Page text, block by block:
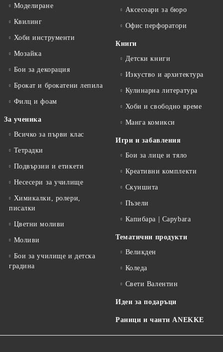
Моделиране
Квилинг
Хоби инструменти
Мозайка
Бои за декорация
Брокат и брокатени лепила
Филц и фоам
За ученика
Всичко за първи клас
Тетрадки
Подвързии и етикети
Несесери за училище
Химикалки, ролери,
писалки
Цветни моливи
Моливи
Бои за училище и детска
градина
Аксесоари за бюро
Офис перфоратори
Книги
Детски книги
Изкуство и архитектура
Кулинарна литература
Хоби и свободно време
Манга комикси
Игри и забавления
Бои за лице и тяло
Креативни комплекти
Скуишита
Пъзели
Капибара | Capybara
Тематични продукти
Великден
Коледа
Свети Валентин
Идеи за подаръци
Раници и чанти ANEKKE